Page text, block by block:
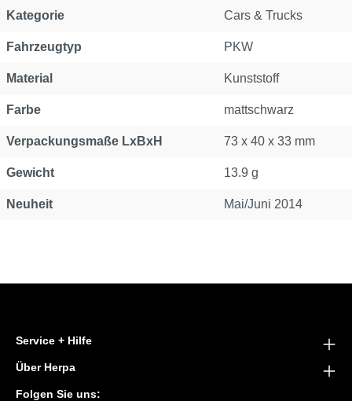
Kategorie Cars & Trucks
Fahrzeugtyp PKW
Material Kunststoff
Farbe mattschwarz
Verpackungsmaße LxBxH 73 x 40 x 33 mm
Gewicht 13.9 g
Neuheit Mai/Juni 2014
Service + Hilfe
Über Herpa
Folgen Sie uns: